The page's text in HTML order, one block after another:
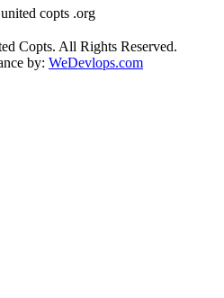
copts .org
Copts. All Rights Reserved.
by: WeDevlops.com